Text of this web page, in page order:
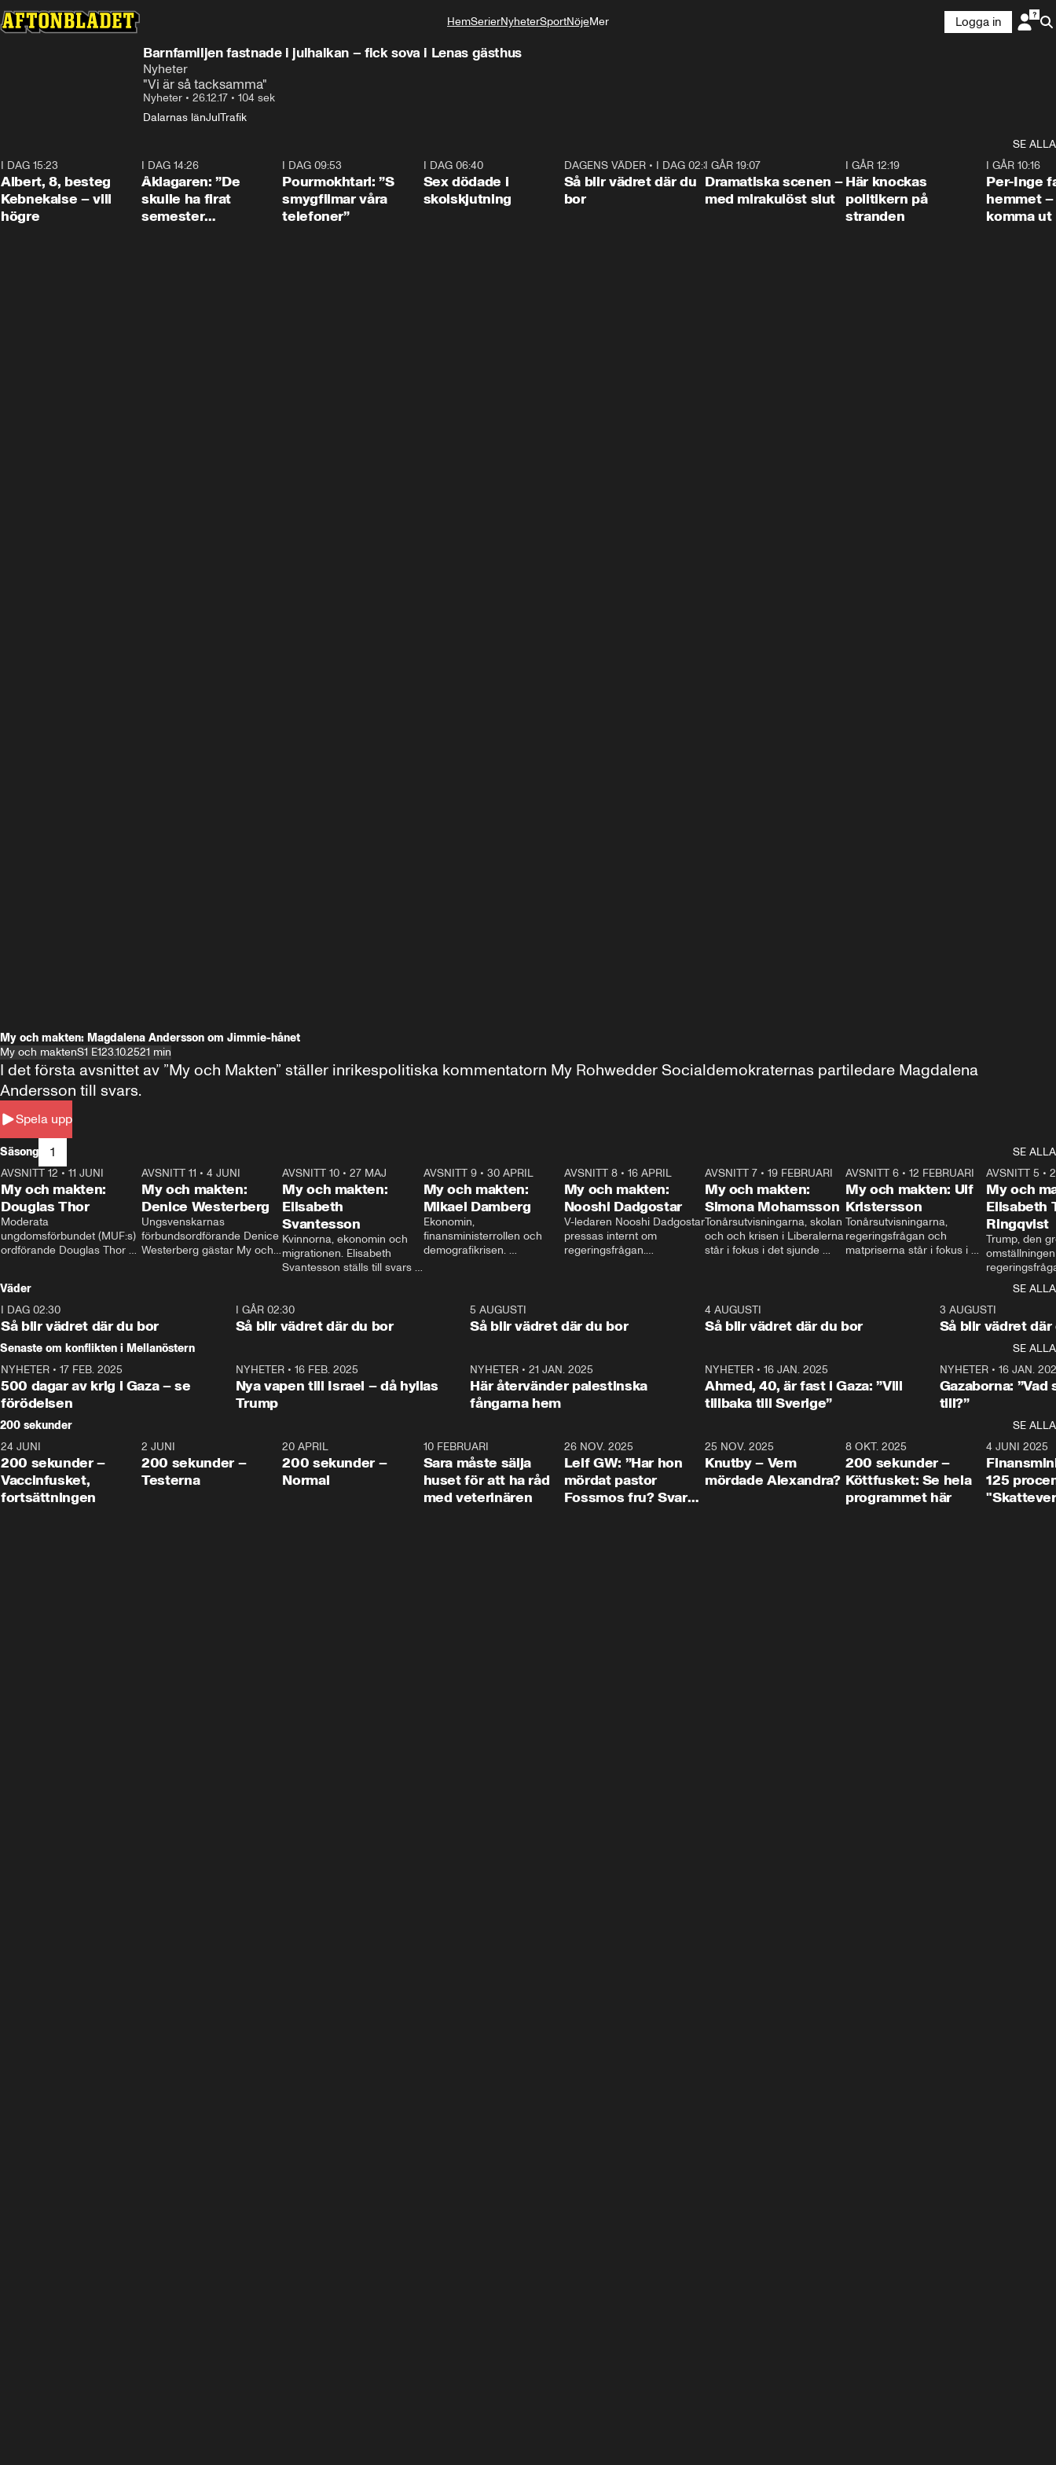
HemSerierNyheterSportNöjeMer
Logga in
Barnfamiljen fastnade i julhalkan – fick sova i Lenas gästhus
Nyheter
"Vi är så tacksamma"
Nyheter • 26.12.17 • 104 sek
Dalarnas länJulTrafik
SE ALLA
I DAG 15:23
Albert, 8, besteg
Kebnekaise – vill
högre
I DAG 14:26
Åklagaren: ”De
skulle ha firat
semester
I DAG 09:53
Pourmokhtari: ”S
smygfilmar våra
telefoner”
I DAG 06:40
Sex dödade i
skolskjutning
1:06
DAGENS VÄDER• I DAG 02:30
Så blir vädret där du
bor
I GÅR 19:07
Dramatiska scenen –
med mirakulöst slut
I GÅR 12:19
Här knockas
politikern på
stranden
I GÅR 10:16
Per-Inge
hemmet
komma ut
My och makten: Magdalena Andersson om Jimmie-hånet
My och maktenS1 E123.10.2521 min
Spela upp
I det första avsnittet av ”My och Makten” ställer inrikespolitiska kommentatorn My Rohwedder Socialdemokraternas partiledare Magdalena
Andersson till svars.
Säsong 1
SE ALLA
26:27
AVSNITT 12 • 11 JUNI
My och makten:
Douglas Thor
Moderata
ungdomsförbundet (MUF:s)
ordförande Douglas Thor
tonårsutvisningarna och hur
Moderaterna ska locka
väljare till valet i höst.
23:40
AVSNITT 11 •4 JUNI
My och makten:
Denice Westerberg
Ungsvenskarnas
förbundsordförande Denice
Westerberg gästar My och
AVSNITT 10 •27 MAJ
My och makten:
Elisabeth
Svantesson
Kvinnorna, ekonomin och
migrationen. Elisabeth
Svantesson ställs till svars
AVSNITT 9• 30 APRIL
My och makten:
Mikael Damberg
Ekonomin,
finansministerrollen och
demografikrisen.
och Makten.
AVSNITT 8• 16 APRIL
My och makten:
Nooshi Dadgostar
V-ledaren Nooshi Dadgostar
pressas internt om
regeringsfrågan.
– Vi ställer upp i val. Ska vi
vara med så sitter vi förstås
24:30
AVSNITT 7• 19 FEBRUARI
My och makten:
Simona Mohamsson
Tonårsutvisningarna, skolan
och och krisen i Liberalerna
står i fokus i det sjunde
kommentator My
Rohwedder ställer
utbildnings- och
Mohamsson till svars.
27:30
AVSNITT 6 •12 FEBRUARI
My och makten: Ulf
Kristersson
Tonårsutvisningarna,
regeringsfrågan och
matpriserna står i fokus i
Rohwedder ställer
statsminister Ulf Kristersson
AVSNITT 5 •
My och
Elisabeth
Ringqvist
Trump, den
centrum i
avsnittet av
Makten”. Se
Aftonbladets
Rohwedder
Thand Ring
Väder
SE ALLA
I DAG 02:30
Så blir vädret där du bor
1:06
I GÅR 02:30
Så blir vädret där du bor
5 AUGUSTI
Så blir vädret där du bor
4 AUGUSTI
Så blir vädret där du bor
3 AUGUSTI
Så blir vädret där
Senaste om konflikten i Mellanöstern
SE ALLA
NYHETER • 17 FEB. 2025
500 dagar av krig i Gaza – se
förödelsen
NYHETER• 16 FEB. 2025
Nya vapen till Israel – då hyllas
Trump
NYHETER •21 JAN. 2025
Här återvänder palestinska
fångarna hem
NYHETER• 16 JAN. 2025
Ahmed, 40, är fast i Gaza: ”Vill
tillbaka till Sverige”
NYHETER• 16 JAN.
Gazaborna:
till?”
200 sekunder
SE ALLA
5:00
24 JUNI
200 sekunder –
Vaccinfusket,
fortsättningen
4:23
2 JUNI
200 sekunder –
Testerna
20 APRIL
200 sekunder –
Normal
10 FEBRUARI
Sara måste sälja
huset för att ha råd
med veterinären
26 NOV. 2025
Leif GW: ”Har hon
mördat pastor
Fossmos fru? Svar
31:05
25 NOV. 2025
Knutby – Vem
mördade Alexandra?
4:29
8 OKT. 2025
200 sekunder –
Köttfusket: Se hela
programmet här
4 JUNI 2025
125